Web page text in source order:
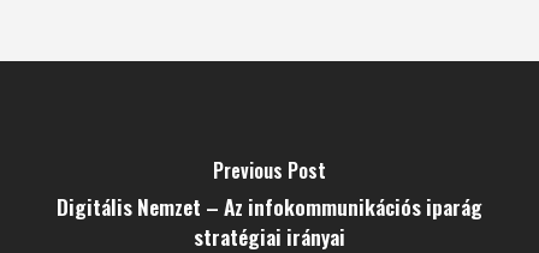
Previous Post
Digitális Nemzet – Az infokommunikációs iparág
stratégiai irányai